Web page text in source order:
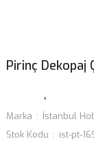
Pirinç Dekopaj
Marka
İstanbul
Stok Kodu
ist-pt-